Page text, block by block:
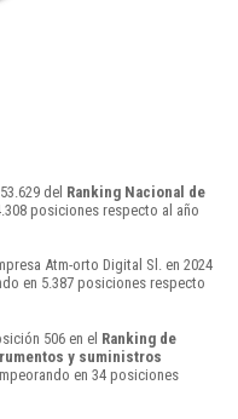
del Ranking Nacional de
posiciones respecto al año
Atm-orto Digital Sl. en 2024
en 5.387 posiciones respecto
506 en el Ranking de
y suministros
en 34 posiciones